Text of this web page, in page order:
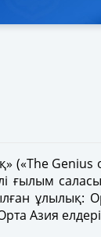
ғылым
Азия